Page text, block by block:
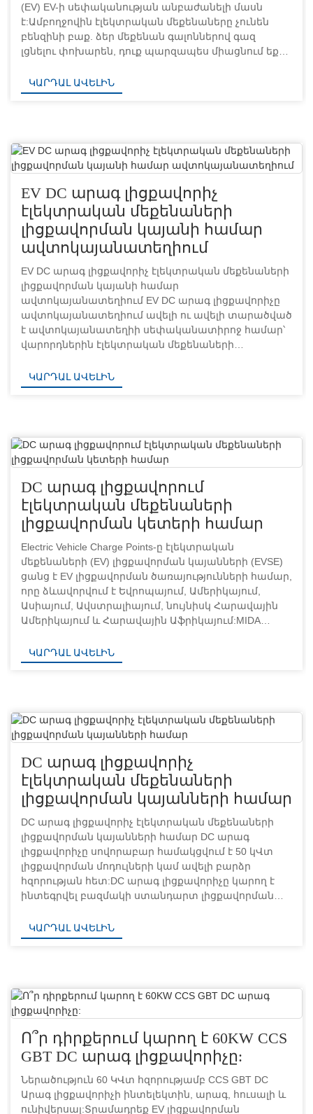
(EV) EV-ի սեփականության անբաժանելի մասն
է:Ամբողջովին էլեկտրական մեքենաները չունեն
բենզինի բաք. ձեր մեքենան գալոններով գազ
լցնելու փոխարեն, դուք պարզապես միացնում եք
լիցքավորելու համար:Միջին EV վարորդը 8...
ԿԱՐԴԱԼ ԱՎԵԼԻՆ
EV DC արագ լիցքավորիչ
էլեկտրական մեքենաների
լիցքավորման կայանի համար
ավտոկայանատեղիում
EV DC արագ լիցքավորիչ էլեկտրական մեքենաների
լիցքավորման կայանի համար
ավտոկայանատեղիում EV DC արագ լիցքավորիչը
ավտոկայանատեղիում ավելի ու ավելի տարածված
է ավտոկայանատեղիի սեփականատիրոջ համար՝
վարորդներին էլեկտրական մեքենաների
համար:Մյուս կողմից, դա կխրախուսի
վարորդներին գնել էլեկտրական մեքենաներ՝
ԿԱՐԴԱԼ ԱՎԵԼԻՆ
DC արագ լիցքավորում
էլեկտրական մեքենաների
լիցքավորման կետերի համար
Electric Vehicle Charge Points-ը էլեկտրական
մեքենաների (EV) լիցքավորման կայանների (EVSE)
ցանց է EV լիցքավորման ծառայությունների համար,
որը ձևավորվում է Եվրոպայում, Ամերիկայում,
Ասիայում, Ավստրալիայում, նույնիսկ Հարավային
Ամերիկայում և Հարավային Աֆրիկայում:MIDA
զարգացնելու (EV) էլեկտրական մեքենաների
ցանցը...
ԿԱՐԴԱԼ ԱՎԵԼԻՆ
DC արագ լիցքավորիչ
էլեկտրական մեքենաների
լիցքավորման կայանների համար
DC արագ լիցքավորիչ էլեկտրական մեքենաների
լիցքավորման կայանների համար DC արագ
լիցքավորիչը սովորաբար համակցվում է 50 կՎտ
լիցքավորման մոդուլների կամ ավելի բարձր
հզորության հետ:DC արագ լիցքավորիչը կարող է
ինտեգրվել բազմակի ստանդարտ լիցքավորման
արագ լիցքավորիչներն ապահովում են
լիցքավորման բազմաթիվ ստանդարտներ,
ԿԱՐԴԱԼ ԱՎԵԼԻՆ
Ո՞ր դիրքերում կարող է 60KW CCS
GBT DC արագ լիցքավորիչը:
Ներածություն 60 ԿՎտ հզորությամբ CCS GBT DC
Արագ լիցքավորիչի ինտելեկտին, արագ, հուսալի և
ունիվերսալ:Տրամադրեք EV լիցքավորման